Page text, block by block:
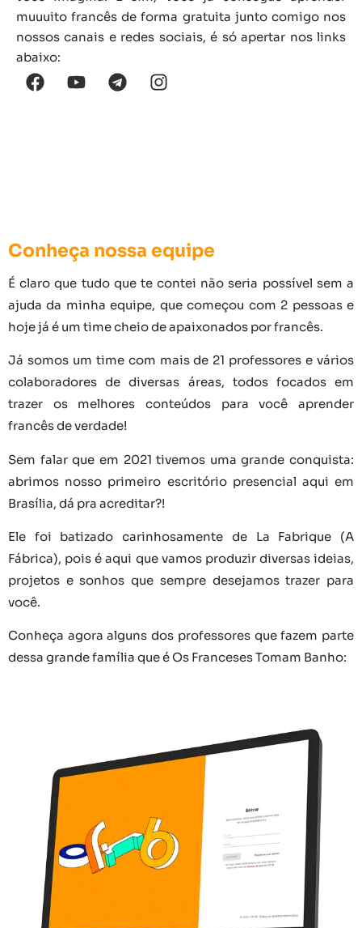
muuuito francês de forma gratuita junto comigo nos
nossos canais e redes sociais, é só apertar nos links
abaixo:
Conheça nossa equipe
É claro que tudo que te contei não seria possível sem a
ajuda da minha equipe, que começou com 2 pessoas e
hoje já é um time cheio de apaixonados por francês.
Já somos um time com mais de 21 professores e vários
colaboradores de diversas áreas, todos focados em
trazer os melhores conteúdos para você aprender
francês de verdade!
Sem falar que em 2021 tivemos uma grande conquista:
abrimos nosso primeiro escritório presencial aqui em
Brasília, dá pra acreditar?!
Ele foi batizado carinhosamente de La Fabrique (A
Fábrica), pois é aqui que vamos produzir diversas ideias,
projetos e sonhos que sempre desejamos trazer para
você.
Conheça agora alguns dos professores que fazem parte
dessa grande família que é Os Franceses Tomam Banho: